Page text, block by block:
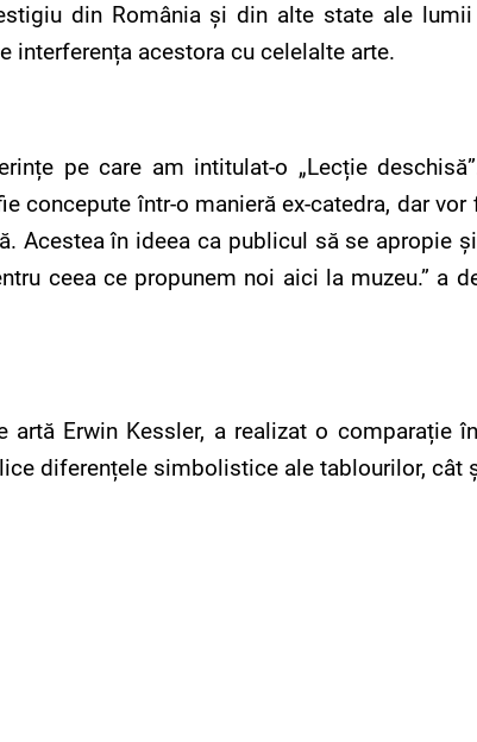
din România și din alte state ale
interferența acestora cu celelalte arte.
pe care am intitulat-o „Lecție
concepute într-o manieră ex-catedra, dar
Acestea în ideea ca publicul să se apropie
ceea ce propunem noi aici la muzeu.” a
Erwin Kessler, a realizat o comparație
diferențele simbolistice ale tablourilor, cât